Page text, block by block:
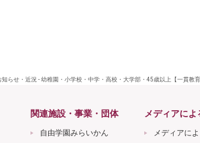
らせ・近況 - 幼稚園・小学校・中学・高校・大学部・45歳以上【一貫教育
関連施設・事業・団体
自由学園みらいかん
メディアによ
メディアに